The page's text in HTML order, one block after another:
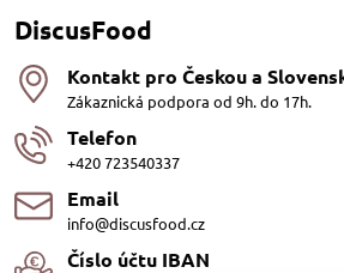
DiscusFood
Kontakt pro Českou a
Zákaznická podpora od 9h. do 17h.
Telefon
+420 723540337
Email
info@discusfood.cz
Číslo účtu IBAN